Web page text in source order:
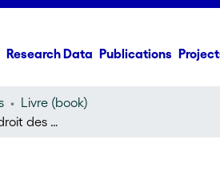
Research Data Publications
Livre (book)
Code annoté en droit des migrations, Volume V (Loi sur la nationalité)